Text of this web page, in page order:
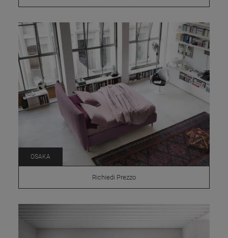
OSAKA
Richiedi Prezzo